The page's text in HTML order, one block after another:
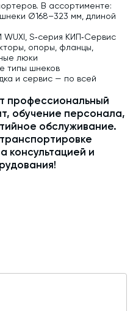
В ассортименте:
Ø168–323 мм, длиной
WUXI, S‑серия КИП‑Сервис
опоры, фланцы,
люки
типы шнеков
и сервис — по всей
профессиональный
обучение персонала,
обслуживание.
консультацией и